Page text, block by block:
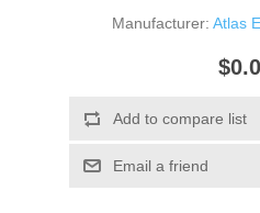
Manufacturer: Atlas